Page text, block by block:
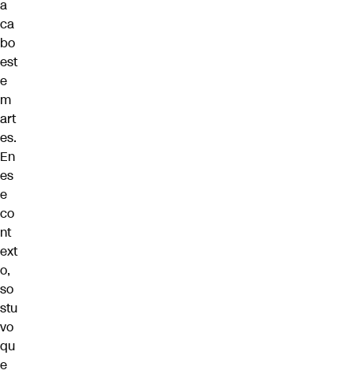
a
ca
bo
est
e
m
art
es.
En
es
e
co
nt
ext
o,
so
stu
vo
qu
e